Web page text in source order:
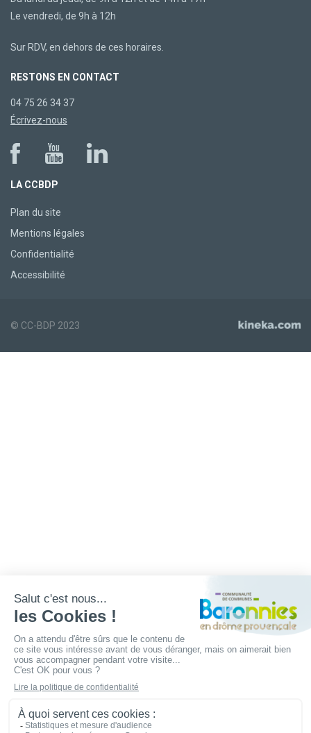
Le vendredi, de 9h à 12h
Sur RDV, en dehors de ces horaires.
RESTONS EN CONTACT
04 75 26 34 37
Écrivez-nous
LA CCBDP
Plan du site
Mentions légales
Confidentialité
Accessibilité
© CC-BDP 2023